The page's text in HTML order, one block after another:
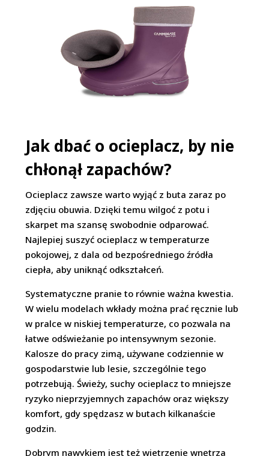
​Jak dbać o ocieplacz, by nie
chłonął zapachów?
Ocieplacz zawsze warto wyjąć z buta zaraz po
zdjęciu obuwia. Dzięki temu wilgoć z potu i
skarpet ma szansę swobodnie odparować.
Najlepiej suszyć ocieplacz w temperaturze
pokojowej, z dala od bezpośredniego źródła
ciepła, aby uniknąć odkształceń.
Systematyczne pranie to równie ważna kwestia.
W wielu modelach wkłady można prać ręcznie lub
w pralce w niskiej temperaturze, co pozwala na
łatwe odświeżanie po intensywnym sezonie.
Kalosze do pracy zimą, używane codziennie w
gospodarstwie lub lesie, szczególnie tego
potrzebują. Świeży, suchy ocieplacz to mniejsze
ryzyko nieprzyjemnych zapachów oraz większy
komfort, gdy spędzasz w butach kilkanaście
godzin.
Dobrym nawykiem jest też wietrzenie wnętrza